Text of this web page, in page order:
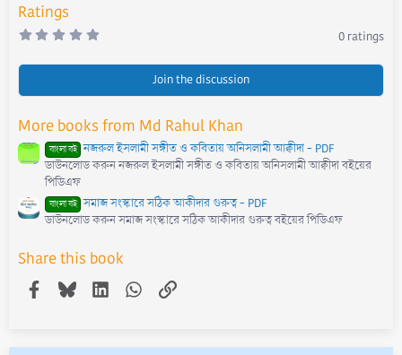
Ratings
0
0
(
)
0 ratings
Join the discussion
More books from Md Rahul Khan
বাংলা বই নজরুল ইসলামী সঙ্গীত ও কবিতায় অনিসলামী আক্বীদা - PDF
ডাউনলোড করুন নজরুল ইসলামী সঙ্গীত ও কবিতায় অনিসলামী আক্বীদা বইয়ের
পিডিএফ
বাংলা বই সমাজ সংস্কারে সঠিক আকীদার গুরুত্ব - PDF
ডাউনলোড করুন সমাজ সংস্কারে সঠিক আকীদার গুরুত্ব বইয়ের পিডিএফ
Share this book
Facebook
BlueskyLinkedInWhatsApp
Link